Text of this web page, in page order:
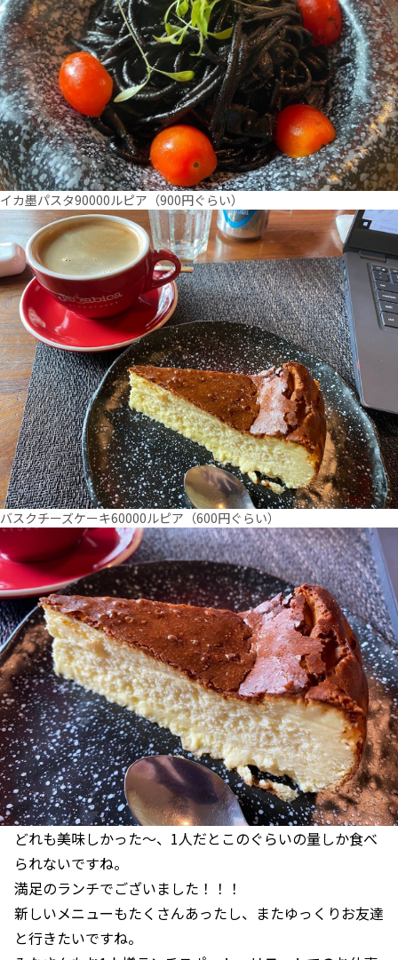
イカ墨パスタ90000ルピア（900円ぐらい）
バスクチーズケーキ60000ルピア（600円ぐらい）
どれも美味しかった～、1人だとこのぐらいの量しか食べ
られないですね。
満足のランチでございました！！！
新しいメニューもたくさんあったし、またゆっくりお友達
と行きたいですね。